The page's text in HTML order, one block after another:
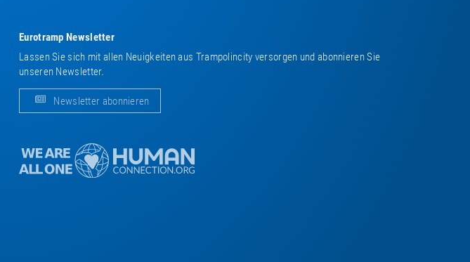
Eurotramp Newsletter
Lassen Sie sich mit allen Neuigkeiten aus Trampolincity versorgen und abonnieren Sie
unseren Newsletter.
Newsletter abonnieren